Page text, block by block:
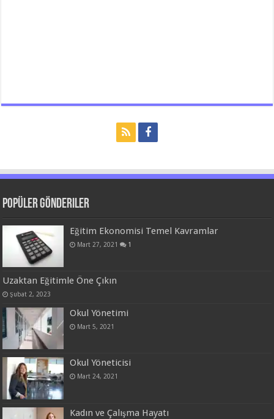
Popüler Gönderiler
Eğitim Ekonomisi Temel Kavramlar
Mart 27, 2021 1
Uzaktan Eğitimle Öne Çıkın
Şubat 2, 2023
Okul Yönetimi
Mart 5, 2021
Okul Yöneticisi
Mart 24, 2021
Kadın ve Çalışma Hayatı